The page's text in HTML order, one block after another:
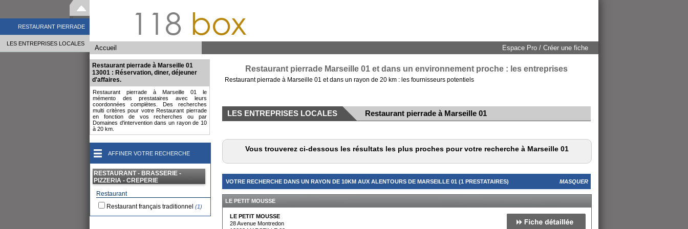
118 box
Accueil Espace Pro / Créer une fiche
RESTAURANT PIERRADE
LES ENTREPRISES LOCALES
Restaurant pierrade à Marseille 01
13001 : Réservation, diner, déjeuner
d'affaires.
Restaurant pierrade à Marseille 01 le
mémento des prestataires avec leurs
coordonnées complètes. Des recherches
multi critères pour votre Restaurant pierrade
en fonction de vos recherches ou par
Domaines d'intervention dans un rayon de 10
à 20 km.
AFFINER VOTRE RECHERCHE
RESTAURANT - BRASSERIE -
PIZZERIA - CREPERIE
Restaurant
Restaurant français traditionnel (1)
Restaurant pierrade Marseille 01 et dans un environnement proche : les entreprises
Restaurant pierrade à Marseille 01 et dans un rayon de 20 km : les fournisseurs potentiels
LES ENTREPRISES LOCALES Restaurant pierrade à Marseille 01
Vous trouverez ci-dessous les résultats les plus proches pour votre recherche à Marseille 01
VOTRE RECHERCHE DANS UN RAYON DE 10KM AUX ALENTOURS DE MARSEILLE 01 (1 PRESTATAIRES) MASQUER
LE PETIT MOUSSE
LE PETIT MOUSSE
28 Avenue Montredon